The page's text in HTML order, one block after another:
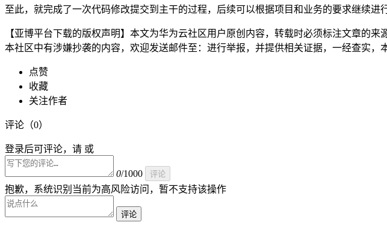
至此，就完成了一次代码修改提交到主干的过程，后续可以根据项目和业务的要求继续进
【亚博平台下载的版权声明】本文为华为云社区用户原创内容，转载时必须标注文章的
本社区中有涉嫌抄袭的内容，欢迎发送邮件至：进行举报，并提供相关证据，一经查实，
点赞
收藏
关注作者
评论（0）
登录后可评论，请 或
0/1000 评论
抱歉，系统识别当前为高风险访问，暂不支持该操作
评论